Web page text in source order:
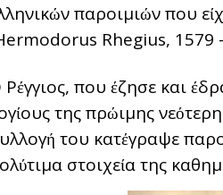
παροιμιών που
Rhegius, 1579
που έζησε και
της πρώιμης
του κατέγραψε
στοιχεία της